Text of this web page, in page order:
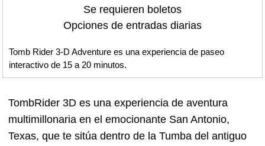
Se requieren boletos
Opciones de entradas diarias
Tomb Rider 3-D Adventure es una experiencia de paseo
interactivo de 15 a 20 minutos.
TombRider 3D es una experiencia de aventura
multimillonaria en el emocionante San Antonio,
Texas, que te sitúa dentro de la Tumba del antiguo